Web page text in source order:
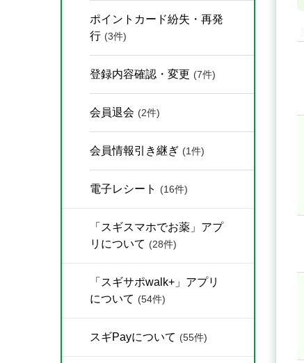
ポイントカード紛失・再発
行 (3件)
登録内容確認・変更 (7件)
会員退会 (2件)
会員情報引き継ぎ (1件)
電子レシート (16件)
「スギスマホでお薬」アプ
リについて (28件)
「スギサポwalk+」アプリ
について (54件)
スギPayについて (55件)